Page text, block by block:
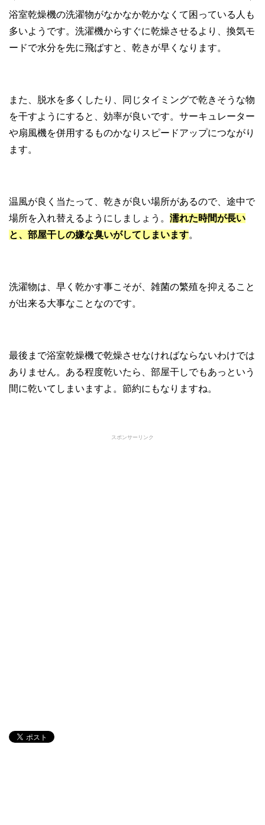
浴室乾燥機の洗濯物がなかなか乾かなくて困っている人も
多いようです。洗濯機からすぐに乾燥させるより、換気モ
ードで水分を先に飛ばすと、乾きが早くなります。
また、脱水を多くしたり、同じタイミングで乾きそうな物
を干すようにすると、効率が良いです。サーキュレーター
や扇風機を併用するものかなりスピードアップにつながり
ます。
温風が良く当たって、乾きが良い場所があるので、途中で
場所を入れ替えるようにしましょう。 濡れた時間が長い
と、部屋干しの嫌な臭いがしてしまいます。
洗濯物は、早く乾かす事こそが、雑菌の繁殖を抑えること
が出来る大事なことなのです。
最後まで浴室乾燥機で乾燥させなければならないわけでは
ありません。ある程度乾いたら、部屋干しでもあっという
間に乾いてしまいますよ。節約にもなりますね。
スポンサーリンク